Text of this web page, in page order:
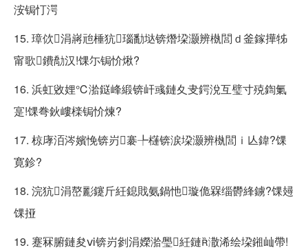
洝锔忊湂
15. 璋佽涓嶈兘棰犺瑙勫垯锛熸垜灏辨槸閭ｄ釜鎵撶牬
甯歌鐨勪汉!馃尓锔忦煍?
16. 浜虹敓娌℃湁鎹峰緞锛屽彧鏈夊叏鍔涗互璧寸殑鍧氭
寔!馃弮鈥嶁檪锔忦煉?
17. 椋庨洦涔嬪悗锛岃褰╄櫣锛涙垜灏辨槸閭ｉ亾鍏?馃
寛鉁?
18. 浣犺涓嶅彲鑳斤紝鎴戝氨鍋忚璇佹槑缁欎綘鐪?馃攳
馃挜
19. 蹇冧腑鏈夋ⅵ锛岃剼涓嬫湁璺紝鏈潵浠绘垜鎺屾帶!